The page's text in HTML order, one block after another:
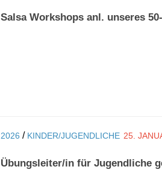
Salsa Workshops anl. unseres
2026 / KINDER/JUGENDLICHE 25.
Übungsleiter/in für Jugendliche